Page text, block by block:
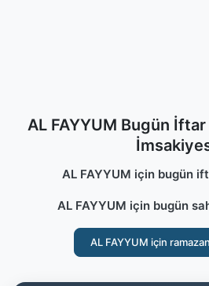
AL FAYYUM Bugün
AL FAYYUM için bugün
AL FAYYUM için bugün
AL FAYYUM için